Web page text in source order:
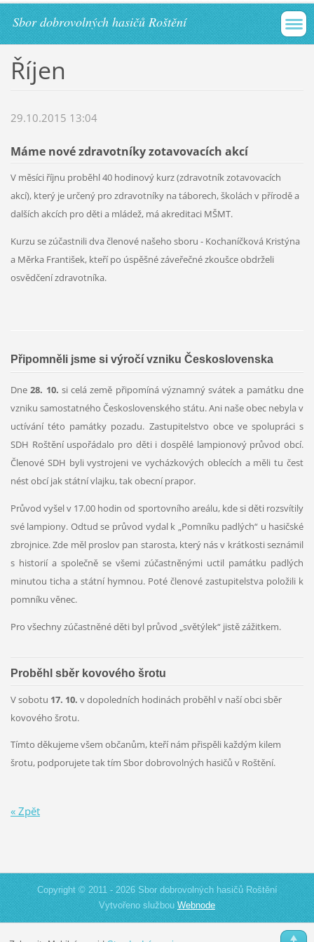
Sbor dobrovolných hasičů Roštění
Říjen
29.10.2015 13:04
Máme nové zdravotníky zotavovacích akcí
V měsíci říjnu proběhl 40 hodinový kurz (zdravotník zotavovacích
akcí), který je určený pro zdravotníky na táborech, školách v přírodě a
dalších akcích pro děti a mládež, má akreditaci MŠMT.
Kurzu se zúčastnili dva členové našeho sboru - Kochaníčková Kristýna
a Měrka František, kteří po úspěšné záveřečné zkoušce obdrželi
osvědčení zdravotníka.
Připomněli jsme si výročí vzniku Československa
Dne28. 10. si celá země připomíná významný svátek a památku dne
vzniku samostatného Československého státu. Ani naše obec nebyla v
uctívání této památky pozadu. Zastupitelstvo obce ve spolupráci s
SDH Roštění uspořádalo pro děti i dospělé lampionový průvod obcí.
Členové SDH byli vystrojeni ve vycházkových oblecích a měli tu čest
nést obcí jak státní vlajku, tak obecní prapor.
Průvod vyšel v 17.00 hodin od sportovního areálu, kde si děti rozsvítily
své lampiony. Odtud se průvod vydal k „Pomníku padlých“ u hasičské
zbrojnice. Zde měl proslov pan starosta, který nás v krátkosti seznámil
s historií a společně se všemi zúčastněnými uctil památku padlých
minutou ticha a státní hymnou. Poté členové zastupitelstva položili k
pomníku věnec.
Pro všechny zúčastněné děti byl průvod „světýlek“ jistě zážitkem.
Proběhl sběr kovového šrotu
V sobotu 17. 10. v dopoledních hodinách proběhl v naší obci sběr
kovového šrotu.
Tímto děkujeme všem občanům, kteří nám přispěli každým kilem
šrotu, podporujete tak tím Sbor dobrovolných hasičů v Roštění.
« Zpět
Copyright © 2011 - 2026 Sbor dobrovolných hasičů Roštění
Vytvořeno službouWebnode